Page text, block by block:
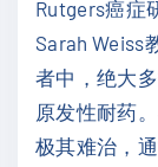
Rutgers癌症
Sarah Weiss
者中，绝大
原发性耐药
极其难治，